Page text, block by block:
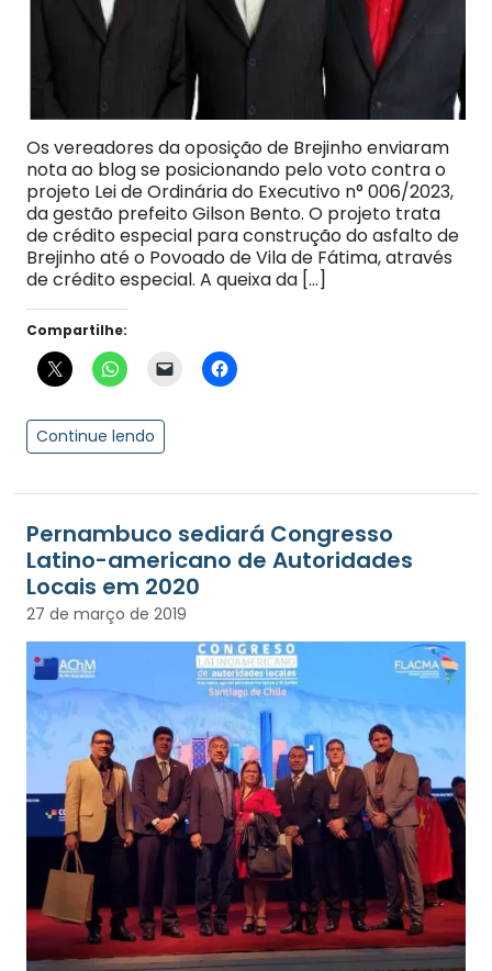
Os vereadores da oposição de Brejinho enviaram
nota ao blog se posicionando pelo voto contra o
projeto Lei de Ordinária do Executivo n° 006/2023,
da gestão prefeito Gilson Bento. O projeto trata
de crédito especial para construção do asfalto de
Brejinho até o Povoado de Vila de Fátima, através
de crédito especial. A queixa da […]
Compartilhe:
Continue lendo
Pernambuco sediará Congresso
Latino-americano de Autoridades
Locais em 2020
27 de março de 2019